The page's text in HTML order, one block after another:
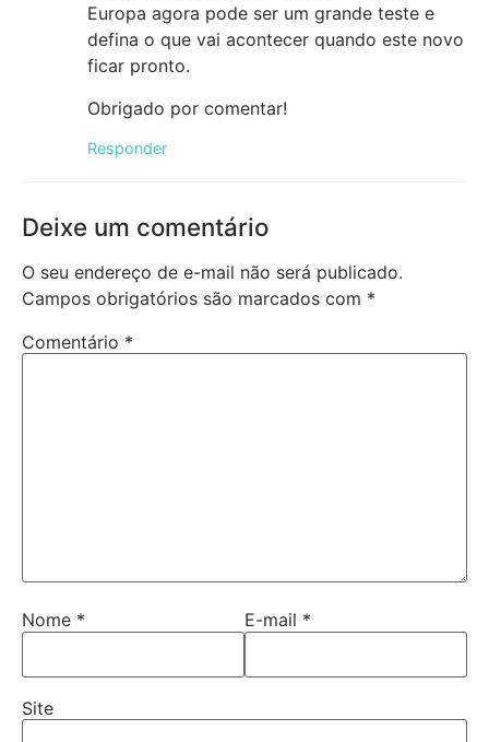
Europa agora pode ser um grande teste e
defina o que vai acontecer quando este novo
ficar pronto.
Obrigado por comentar!
Responder
Deixe um comentário
O seu endereço de e-mail não será publicado.
Campos obrigatórios são marcados com *
Comentário *
Nome * E-mail *
Site